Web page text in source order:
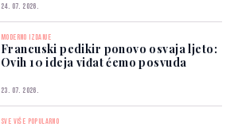
24. 07. 2026.
MODERNO IZDANJE
Francuski pedikir ponovo osvaja ljeto:
Ovih 10 ideja viđat ćemo posvuda
23. 07. 2026.
SVE VIŠE POPULARNO